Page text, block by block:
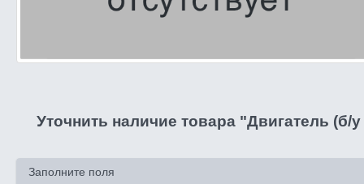
Уточнить наличие товара "Двигатель (б/
Заполните поля